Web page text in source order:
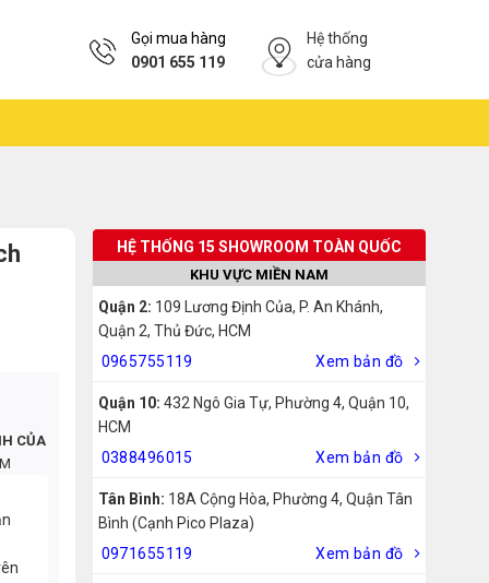
Gọi mua hàng
0901 655 119
Hệ thống
cửa hàng
HỆ THỐNG 15 SHOWROOM TOÀN QUỐC
KHU VỰC MIỀN NAM
Quận 2: 109 Lương Định Của, P. An Khánh,
Quận 2, Thủ Đức, HCM
0965755119
Xem bản đồ
Quận 10: 432 Ngô Gia Tự, Phường 4, Quận 10,
HCM
0388496015
Xem bản đồ
Tân Bình: 18A Cộng Hòa, Phường 4, Quận Tân
Bình (Cạnh Pico Plaza)
0971655119
Xem bản đồ
CỦA